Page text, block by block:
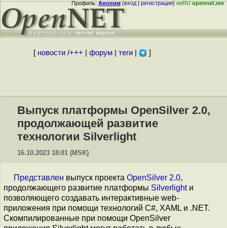
Профиль:Аноним(вход|регистрация)неRUopennet.me
[ новости/+++ форум| теги| ]
Выпуск платформы OpenSilver 2.0,
продолжающей развитие
технологии Silverlight
16.10.2023 18:01 (MSK)
Представлен выпуск проекта OpenSilver 2.0,
продолжающего развитие платформы Silverlightи
позволяющего создавать интерактивные web-
приложения при помощи технологий C#, XAML и .NET.
Скомпилированные при помощи OpenSilver